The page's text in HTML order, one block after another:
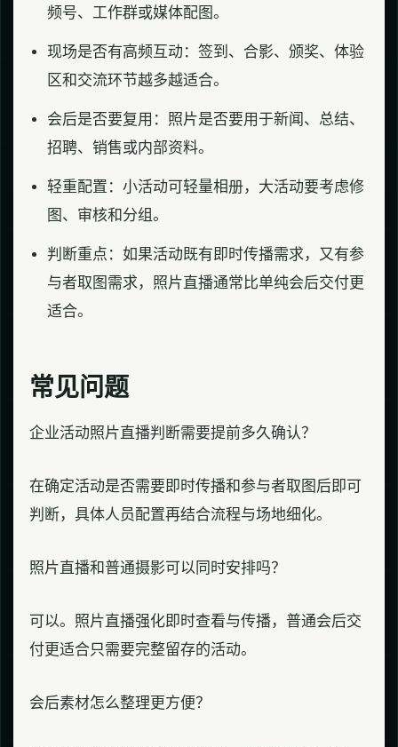
频号、工作群或媒体配图。
现场是否有高频互动：签到、合影、颁奖、体验
区和交流环节越多越适合。
会后是否要复用：照片是否要用于新闻、总结、
招聘、销售或内部资料。
轻重配置：小活动可轻量相册，大活动要考虑修
图、审核和分组。
判断重点：如果活动既有即时传播需求，又有参
与者取图需求，照片直播通常比单纯会后交付更
适合。
常见问题
企业活动照片直播判断需要提前多久确认？
在确定活动是否需要即时传播和参与者取图后即可
判断，具体人员配置再结合流程与场地细化。
照片直播和普通摄影可以同时安排吗？
可以。照片直播强化即时查看与传播，普通会后交
付更适合只需要完整留存的活动。
会后素材怎么整理更方便？